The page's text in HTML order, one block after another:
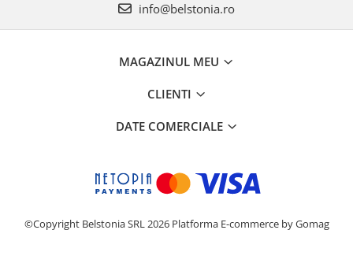
info@belstonia.ro
MAGAZINUL MEU
CLIENTI
DATE COMERCIALE
©Copyright Belstonia SRL 2026 Platforma E-commerce by Gomag